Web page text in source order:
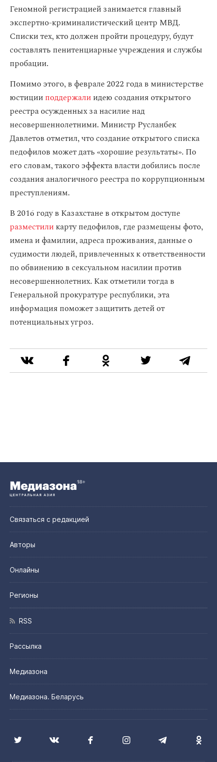
Геномной регистрацией занимается главный
экспертно-криминалистический центр МВД.
Списки тех, кто должен пройти процедуру, будут
составлять пенитенциарные учреждения и службы
пробации.
Помимо этого, в феврале 2022 года в министерстве
юстицииподдержалиидею создания открытого
реестра осужденных за насилие над
несовершеннолетними. Министр Русланбек
Давлетов отметил, что создание открытого списка
педофилов может дать «хорошие результаты». По
его словам, такого эффекта власти добились после
создания аналогичного реестра по коррупционным
преступлениям.
В 2016 году в Казахстане в открытом доступе
разместиликарту педофилов, где размещены фото,
имена и фамилии, адреса проживания, данные о
судимости людей, привлеченных к ответственности
по обвинению в сексуальном насилии против
несовершеннолетних. Как отметили тогда в
Генеральной прокуратуре республики, эта
информация поможет защитить детей от
потенциальных угроз.
Связаться с редакцией
Авторы
Онлайны
Регионы
RSS
Рассылка
Медиазона
Медиазона. Беларусь